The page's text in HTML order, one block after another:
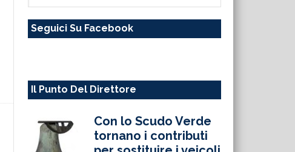
sito
Seguici Su Facebook
Il Punto Del Direttore
Con lo Scudo Verde
tornano i contributi